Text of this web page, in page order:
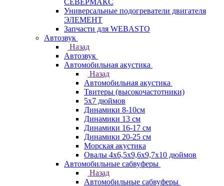
СЕВЕРМАКС
Универсальные подогреватели двигателя
ЭЛЕМЕНТ
Запчасти для WEBASTO
Автозвук
Назад
Автозвук
Автомобильная акустика
Назад
Автомобильная акустика
Твитеры (высокочастотники)
5x7 дюймов
Динамики 8-10см
Динамики 13 см
Динамики 16-17 см
Динамики 20-25 см
Морская акустика
Овалы 4х6,5х9,6x9,7х10 дюймов
Автомобильные сабвуферы
Назад
Автомобильные сабвуферы